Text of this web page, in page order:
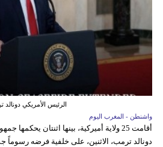
الرئيس الأمريكي دونالد
واشنطن - المغرب اليوم
أقامت 25 ولاية أميركية، بينها اثنتان